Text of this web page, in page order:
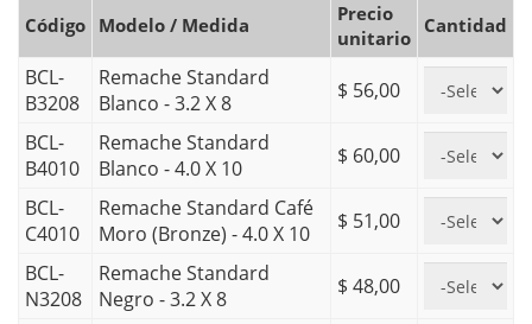
Código Modelo / Medida
Precio
unitario
Cantidad
BCL-
B3208
Remache Standard
Blanco - 3.2 X 8
$ 56,00
BCL-
B4010
Remache Standard
Blanco - 4.0 X 10
$ 60,00
BCL-
C4010
Remache Standard Café
Moro (Bronze) - 4.0 X 10
$ 51,00
BCL-
N3208
Remache Standard
Negro - 3.2 X 8
$ 48,00